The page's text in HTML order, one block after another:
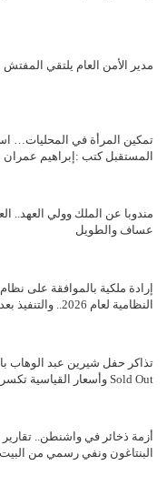
مدير الأمن العام يلتقي المفتش
تمكين المرأة في المحليات…
المستقبل كتب :إبراهيم عمران
مندوبا عن الملك وولي العهد..
عساف والطويل
إرادة ملكية بالموافقة على
النظامية لعام 2026.. والتنفيذ بعد 3 أشهر
تذاكر حفل شيرين عبد الوهاب
Sold Out وأسعار القياسية تكسر الأرقام
أزمة ذخائر في واشنطن..
البنتاغون ونفي رسمي من